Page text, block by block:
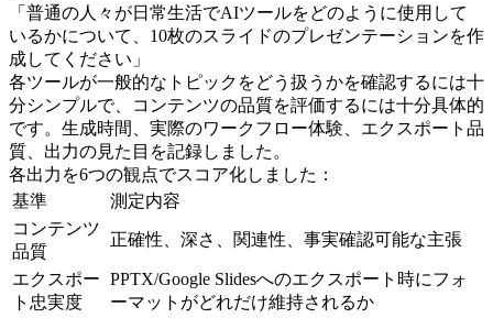
「普通の人々が日常生活でAIツールをどのように使用して
いるかについて、10枚のスライドのプレゼンテーションを作
成してください」
各ツールが一般的なトピックをどう扱うかを確認するには十
分シンプルで、コンテンツの品質を評価するには十分具体的
です。生成時間、実際のワークフロー体験、エクスポート品
質、出力の見た目を記録しました。
各出力を6つの観点でスコア化しました：
基準
測定内容
コンテンツ
品質
正確性、深さ、関連性、事実確認可能な主張
エクスポー
ト忠実度
PPTX/Google Slidesへのエクスポート時にフォ
ーマットがどれだけ維持されるか